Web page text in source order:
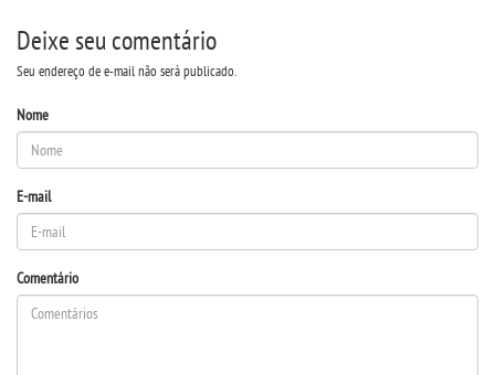
EDITAL - ADENDO 1
DESTAQUES
BOLETINS
Deixe seu comentário
Seu endereço de e-mail não será publicado.
Nome
E-mail
Comentário